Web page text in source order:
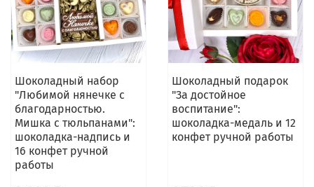
Шоколадный набор
"Любимой нянечке с
благодарностью.
Мишка с тюльпанами":
шоколадка-надпись и
16 конфет ручной
работы
Шоколадный подарок
"За достойное
воспитание":
шоколадка-медаль и 12
конфет ручной работы